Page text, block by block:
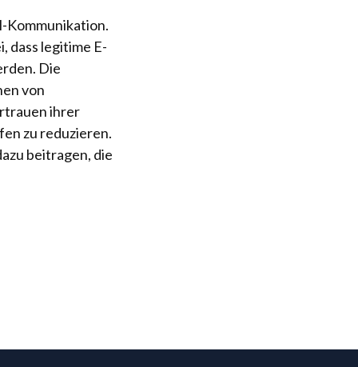
Kommunikation.
dass legitime E-
Die
von
ihrer
zu reduzieren.
beitragen, die